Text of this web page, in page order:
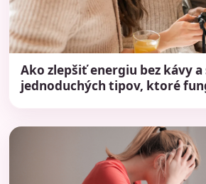
Ako zlepšiť energiu bez kávy
jednoduchých tipov, ktoré